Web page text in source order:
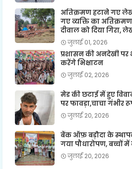
अतिक्रमण हटाने गए
गए व्यक्ति का
दीवाल को दिया गिरा,
जुलाई 01, 2026
प्रशासन की अनदेखी
करेंगे भिक्षाटन
जुलाई 02, 2026
मेड की छटाई में हुए
पर फावड़ा,चाचा गंभीर
जुलाई 20, 2026
बैंक ऑफ़ बड़ौदा के
गया पौधारोपण, बच्चों
जुलाई 20, 2026